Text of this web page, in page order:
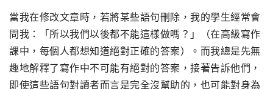
當我在修改文章時，若將某些語句刪除，我的學生經常會
問我：「所以我們以後都不能這樣做嗎？」（在高級寫作
課中，每個人都想知道絕對正確的答案）。而我總是先無
趣地解釋了寫作中不可能有絕對的答案，接著告訴他們，
即使這些語句對讀者而言是完全沒幫助的，也可能對身為